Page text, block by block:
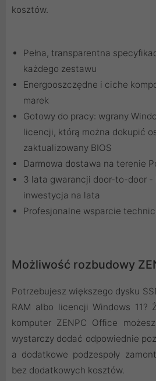
kosztów.
Pełna, transparentna
każdego zestawu
Energooszczędne i ciche
marek
Gotowy do pracy: wgrany
licencji, którą można dokupić
zaktualizowany BIOS
Darmowa dostawa na terenie
3 lata gwarancji door-to-door -
inwestycja na lata
Profesjonalne wsparcie
Możliwość rozbudowy
Potrzebujesz większego dysku
RAM albo licencji Windows 11?
komputer ZENPC Office
wystarczy dodać odpowiednie
a dodatkowe podzespoły
bez dodatkowych kosztów.